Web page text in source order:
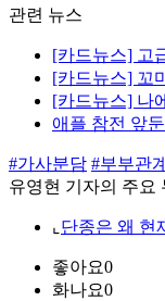
관련 뉴스
[카드뉴스] 고
[카드뉴스] 꼬
[카드뉴스] 나
애플 참전 앞
#가사분담 #부부관계
유영현 기자의 주요
⌞ 단종은 왜 현
좋아요0
화나요0